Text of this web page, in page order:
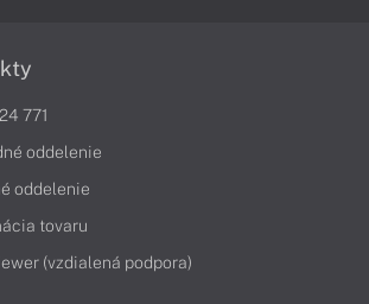
771
oddelenie
oddelenie
tovaru
(vzdialená podpora)